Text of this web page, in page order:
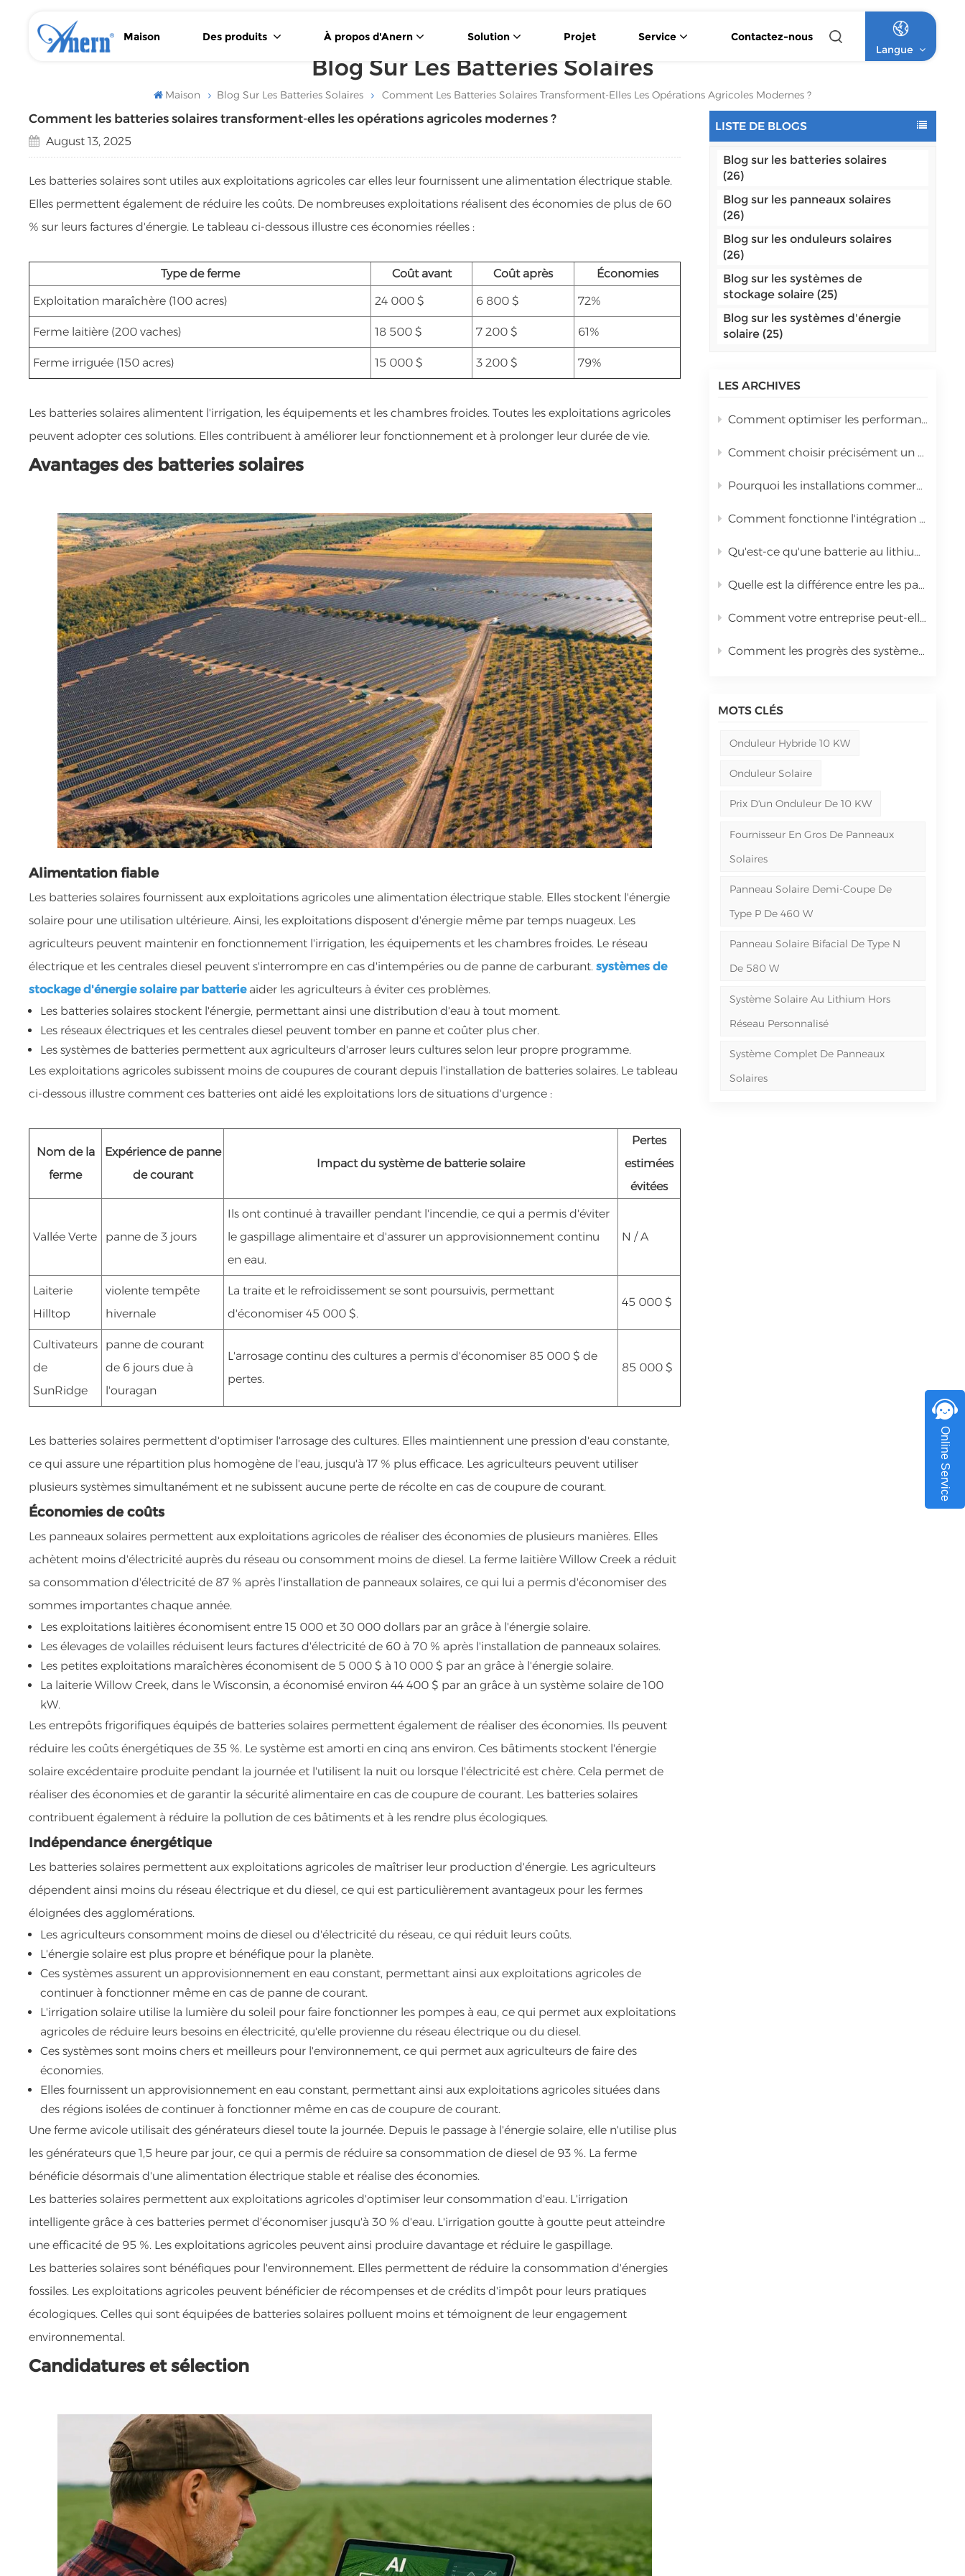
Maison Des produits À propos d'Anern Solution Projet Service
Contactez-nous
Langue
English
Français
Italiano
Русский
Blog Sur Les Batteries Solaires
Maison Blog Sur Les Batteries Solaires Comment Les Batteries Solaires Transforment-Elles Les Opérations Agricoles Modernes ?
LISTE DE BLOGS
Blog sur les batteries solaires
(26)
Blog sur les panneaux solaires
(26)
Blog sur les onduleurs solaires
(26)
Blog sur les systèmes de
stockage solaire (25)
Blog sur les systèmes d'énergie
solaire (25)
LES ARCHIVES
Comment optimiser les performances d'un onduleur hybride de 10 kW lors de son installation ?
Comment choisir précisément un onduleur hybride en fonction de la puissance totale des panneaux solaires
Pourquoi les installations commerciales optent-elles pour des systèmes d'énergie solaire hybrides ?
Comment fonctionne l'intégration au réseau pour les systèmes solaires intégrés à grande échelle ?
Qu'est-ce qu'une batterie au lithium haute tension UPS 96–1000V&nbsp;?
Quelle est la différence entre les panneaux solaires PERC de type P et les panneaux TOPCon de type N ?
Comment votre entreprise peut-elle maximiser son retour sur investissement grâce aux systèmes d'énergie solaire commerciaux en 2026 ?
Comment les progrès des systèmes de stockage solaire façonnent-ils l'indépendance énergétique ?
MOTS CLÉS
Onduleur Hybride 10 KW
Onduleur Solaire
Prix ​​d'un Onduleur De 10 KW
Fournisseur En Gros De Panneaux
Solaires
Panneau Solaire Demi-Coupe De
Type P De 460 W
Panneau Solaire Bifacial De Type N
De 580 W
Système Solaire Au Lithium Hors
Réseau Personnalisé
Système Complet De Panneaux
Solaires
Comment les batteries solaires transforment-elles les opérations agricoles modernes ?
August 13, 2025
Les batteries solaires sont utiles aux exploitations agricoles car elles leur fournissent une alimentation électrique stable.
Elles permettent également de réduire les coûts. De nombreuses exploitations réalisent des économies de plus de 60
% sur leurs factures d'énergie. Le tableau ci-dessous illustre ces économies réelles :
Type de ferme Coût avant Coût après
Économies
Exploitation maraîchère (100 acres)
24 000 $ 6 800 $ 72%
Ferme laitière (200 vaches) 18 500 $ 7 200 $ 61%
Ferme irriguée (150 acres) 15 000 $ 3 200 $ 79%
Les batteries solaires alimentent l'irrigation, les équipements et les chambres froides. Toutes les exploitations agricoles
peuvent adopter ces solutions. Elles contribuent à améliorer leur fonctionnement et à prolonger leur durée de vie.
Avantages des batteries solaires
Alimentation fiable
Les batteries solaires fournissent aux exploitations agricoles une alimentation électrique stable. Elles stockent l'énergie
solaire pour une utilisation ultérieure. Ainsi, les exploitations disposent d'énergie même par temps nuageux. Les
agriculteurs peuvent maintenir en fonctionnement l'irrigation, les équipements et les chambres froides. Le réseau
électrique et les centrales diesel peuvent s'interrompre en cas d'intempéries ou de panne de carburant.systèmes de
stockage d'énergie solaire par batterieaider les agriculteurs à éviter ces problèmes.
Les batteries solaires stockent l'énergie, permettant ainsi une distribution d'eau à tout moment.
Les réseaux électriques et les centrales diesel peuvent tomber en panne et coûter plus cher.
Les systèmes de batteries permettent aux agriculteurs d'arroser leurs cultures selon leur propre programme.
Les exploitations agricoles subissent moins de coupures de courant depuis l'installation de batteries solaires. Le tableau
ci-dessous illustre comment ces batteries ont aidé les exploitations lors de situations d'urgence :
Nom de la
ferme
Expérience de panne
de courant
Impact du système de batterie solaire
Pertes
estimées
évitées
Vallée Verte panne de 3 jours
Ils ont continué à travailler pendant l'incendie, ce qui a permis d'éviter
le gaspillage alimentaire et d'assurer un approvisionnement continu
en eau.
N / A
Laiterie
Hilltop
violente tempête
hivernale
La traite et le refroidissement se sont poursuivis, permettant
d'économiser 45 000 $.
45 000 $
Cultivateurs
de
SunRidge
panne de courant
de 6 jours due à
l'ouragan
L'arrosage continu des cultures a permis d'économiser 85 000 $ de
pertes.
85 000 $
Les batteries solaires permettent d'optimiser l'arrosage des cultures. Elles maintiennent une pression d'eau constante,
ce qui assure une répartition plus homogène de l'eau, jusqu'à 17 % plus efficace. Les agriculteurs peuvent utiliser
plusieurs systèmes simultanément et ne subissent aucune perte de récolte en cas de coupure de courant.
Économies de coûts
Les panneaux solaires permettent aux exploitations agricoles de réaliser des économies de plusieurs manières. Elles
achètent moins d'électricité auprès du réseau ou consomment moins de diesel. La ferme laitière Willow Creek a réduit
sa consommation d'électricité de 87 % après l'installation de panneaux solaires, ce qui lui a permis d'économiser des
sommes importantes chaque année.
Les exploitations laitières économisent entre 15 000 et 30 000 dollars par an grâce à l'énergie solaire.
Les élevages de volailles réduisent leurs factures d'électricité de 60 à 70 % après l'installation de panneaux solaires.
Les petites exploitations maraîchères économisent de 5 000 $ à 10 000 $ par an grâce à l'énergie solaire.
La laiterie Willow Creek, dans le Wisconsin, a économisé environ 44 400 $ par an grâce à un système solaire de 100
kW.
Les entrepôts frigorifiques équipés de batteries solaires permettent également de réaliser des économies. Ils peuvent
réduire les coûts énergétiques de 35 %. Le système est amorti en cinq ans environ. Ces bâtiments stockent l'énergie
solaire excédentaire produite pendant la journée et l'utilisent la nuit ou lorsque l'électricité est chère. Cela permet de
réaliser des économies et de garantir la sécurité alimentaire en cas de coupure de courant. Les batteries solaires
contribuent également à réduire la pollution de ces bâtiments et à les rendre plus écologiques.
Indépendance énergétique
Les batteries solaires permettent aux exploitations agricoles de maîtriser leur production d'énergie. Les agriculteurs
dépendent ainsi moins du réseau électrique et du diesel, ce qui est particulièrement avantageux pour les fermes
éloignées des agglomérations.
Les agriculteurs consomment moins de diesel ou d'électricité du réseau, ce qui réduit leurs coûts.
L'énergie solaire est plus propre et bénéfique pour la planète.
Ces systèmes assurent un approvisionnement en eau constant, permettant ainsi aux exploitations agricoles de
continuer à fonctionner même en cas de panne de courant.
L'irrigation solaire utilise la lumière du soleil pour faire fonctionner les pompes à eau, ce qui permet aux exploitations
agricoles de réduire leurs besoins en électricité, qu'elle provienne du réseau électrique ou du diesel.
Ces systèmes sont moins chers et meilleurs pour l'environnement, ce qui permet aux agriculteurs de faire des
économies.
Elles fournissent un approvisionnement en eau constant, permettant ainsi aux exploitations agricoles situées dans
des régions isolées de continuer à fonctionner même en cas de coupure de courant.
Une ferme avicole utilisait des générateurs diesel toute la journée. Depuis le passage à l'énergie solaire, elle n'utilise plus
les générateurs que 1,5 heure par jour, ce qui a permis de réduire sa consommation de diesel de 93 %. La ferme
bénéficie désormais d'une alimentation électrique stable et réalise des économies.
Les batteries solaires permettent aux exploitations agricoles d'optimiser leur consommation d'eau. L'irrigation
intelligente grâce à ces batteries permet d'économiser jusqu'à 30 % d'eau. L'irrigation goutte à goutte peut atteindre
une efficacité de 95 %. Les exploitations agricoles peuvent ainsi produire davantage et réduire le gaspillage.
Les batteries solaires sont bénéfiques pour l'environnement. Elles permettent de réduire la consommation d'énergies
fossiles. Les exploitations agricoles peuvent bénéficier de récompenses et de crédits d'impôt pour leurs pratiques
écologiques. Celles qui sont équipées de batteries solaires polluent moins et témoignent de leur engagement
environnemental.
Candidatures et sélection
Online Service